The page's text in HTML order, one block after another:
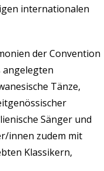
internationalen
der Convention
Tänze,
Sänger und
innen zudem mit
Klassikern,